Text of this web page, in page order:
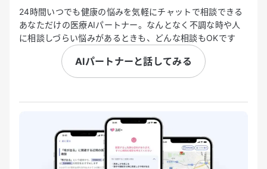
24時間いつでも健康の悩みを気軽にチャットで相談できる
あなただけの医療AIパートナー。なんとなく不調な時や人
に相談しづらい悩みがあるときも、どんな相談もOKです
AIパートナーと話してみる